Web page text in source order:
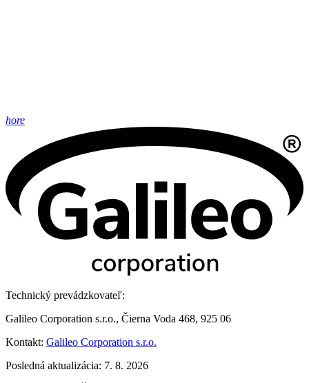
hore
Technický prevádzkovateľ:
Galileo Corporation s.r.o., Čierna Voda 468, 925 06
Kontakt: Galileo Corporation s.r.o.
Posledná aktualizácia: 7. 8. 2026